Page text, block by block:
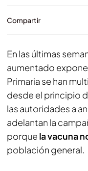
Compartir
En las últimas
aumentado
Primaria se han
desde el principio
las autoridades a
adelantan la
porque la vacuna
población general.